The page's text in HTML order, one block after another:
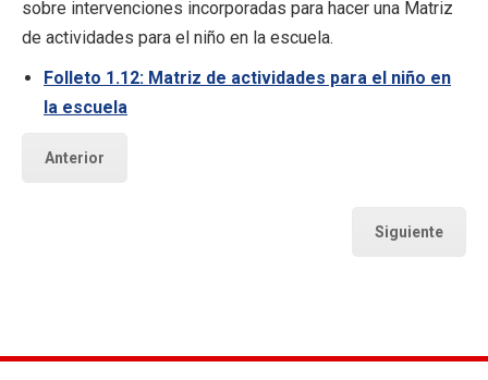
sobre intervenciones incorporadas para hacer una Matriz
de actividades para el niño en la escuela.
Folleto 1.12: Matriz de actividades para el niño en
la escuela
Anterior
Siguiente